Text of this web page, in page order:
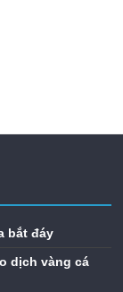
bắt đáy
dịch vàng cá